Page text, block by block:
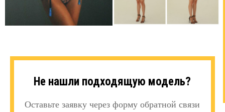
Не нашли подходящую модель?
Оставьте заявку через форму обратной связи